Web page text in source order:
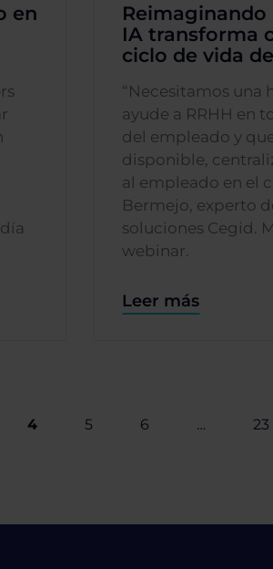
en
Reimaginando
IA transforma
ciclo de vida
“Necesitamos una
ayude a RRHH en
del empleado y
disponible,
al empleado en el
Bermejo, experto
soluciones Cegid.
webinar.
Leer más
4 5 6 … 23